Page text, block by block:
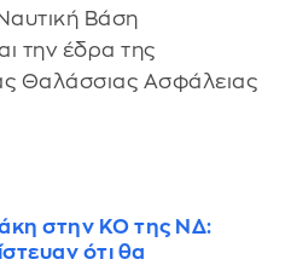
Βάση
την έδρα της
Θαλάσσιας Ασφάλειας
στην ΚΟ της ΝΔ:
ότι θα